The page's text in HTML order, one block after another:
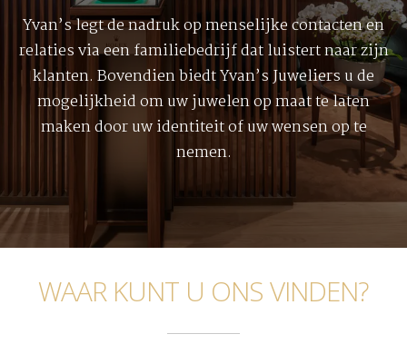
Yvan’s legt de nadruk op menselijke contacten en
relaties via een familiebedrijf dat luistert naar zijn
klanten. Bovendien biedt Yvan’s Juweliers u de
mogelijkheid om uw juwelen op maat te laten
maken door uw identiteit of uw wensen op te
nemen.
WAAR KUNT U ONS VINDEN?